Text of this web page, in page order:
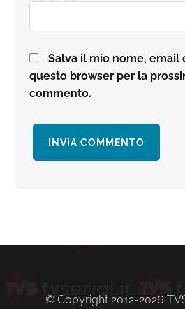
Salva il mio nome, email
questo browser per la
commento.
primaria
© Copyright 2012-2026